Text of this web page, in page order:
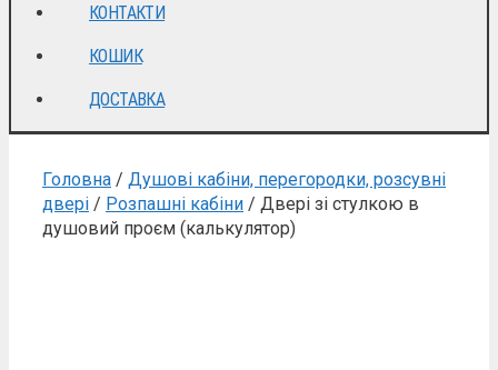
КОНТАКТИ
КОШИК
ДОСТАВКА
Головна / Душові кабіни, перегородки, розсувні
двері / Розпашні кабіни / Двері зі стулкою в
душовий проєм (калькулятор)